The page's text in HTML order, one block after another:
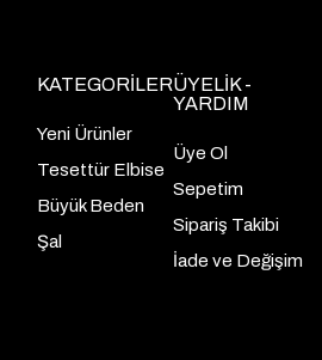
KATEGORİLER
Yeni Ürünler
Tesettür Elbise
Büyük Beden
Şal
ÜYELİK -
YARDIM
Üye Ol
Sepetim
Sipariş Takibi
İade ve Değişim